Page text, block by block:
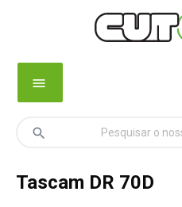
menu
search
Tascam DR 70D